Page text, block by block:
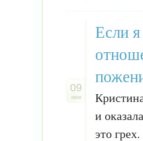
09
июн
Если
и
это